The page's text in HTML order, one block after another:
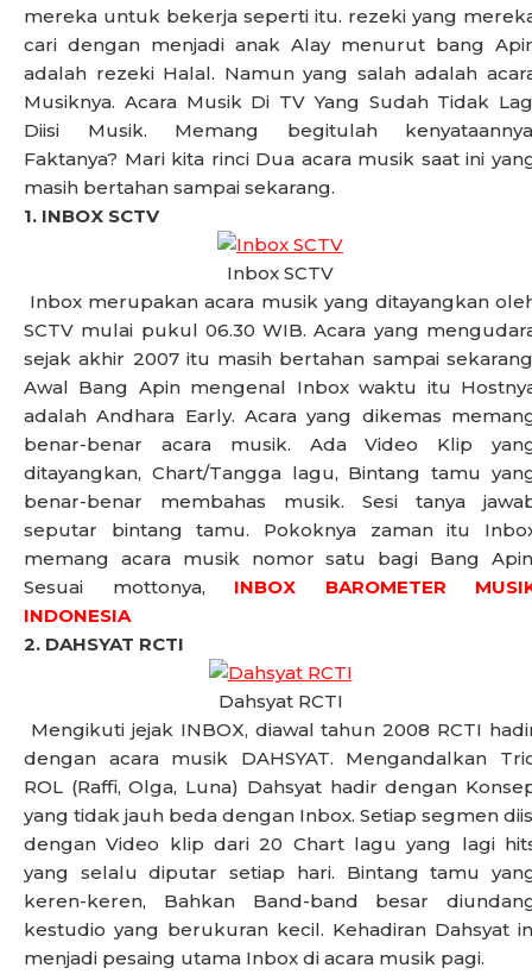
mereka untuk bekerja seperti itu. rezeki yang
cari dengan menjadi anak Alay menurut bang
adalah rezeki Halal. Namun yang salah adalah
Musiknya. Acara Musik Di TV Yang Sudah Tidak
Diisi Musik. Memang begitulah
Faktanya? Mari kita rinci Dua acara musik saat ini
masih bertahan sampai sekarang.
1. INBOX SCTV
Inbox SCTV
Inbox merupakan acara musik yang ditayangkan
SCTV mulai pukul 06.30 WIB. Acara yang
sejak akhir 2007 itu masih bertahan sampai
Awal Bang Apin mengenal Inbox waktu itu
adalah Andhara Early. Acara yang dikemas
benar-benar acara musik. Ada Video Klip
ditayangkan, Chart/Tangga lagu, Bintang tamu
benar-benar membahas musik. Sesi tanya
seputar bintang tamu. Pokoknya zaman itu
memang acara musik nomor satu bagi Bang
Sesuai mottonya, INBOX BAROMETER
INDONESIA
2. DAHSYAT RCTI
Dahsyat RCTI
Mengikuti jejak INBOX, diawal tahun 2008 RCTI
dengan acara musik DAHSYAT. Mengandalkan
ROL (Raffi, Olga, Luna) Dahsyat hadir dengan
yang tidak jauh beda dengan Inbox. Setiap segmen
dengan Video klip dari 20 Chart lagu yang lagi
yang selalu diputar setiap hari. Bintang tamu
keren-keren, Bahkan Band-band besar
kestudio yang berukuran kecil. Kehadiran Dahsyat
menjadi pesaing utama Inbox di acara musik pagi.